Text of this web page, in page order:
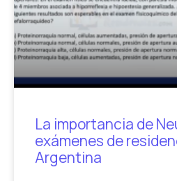
La importancia de
exámenes de
Argentina